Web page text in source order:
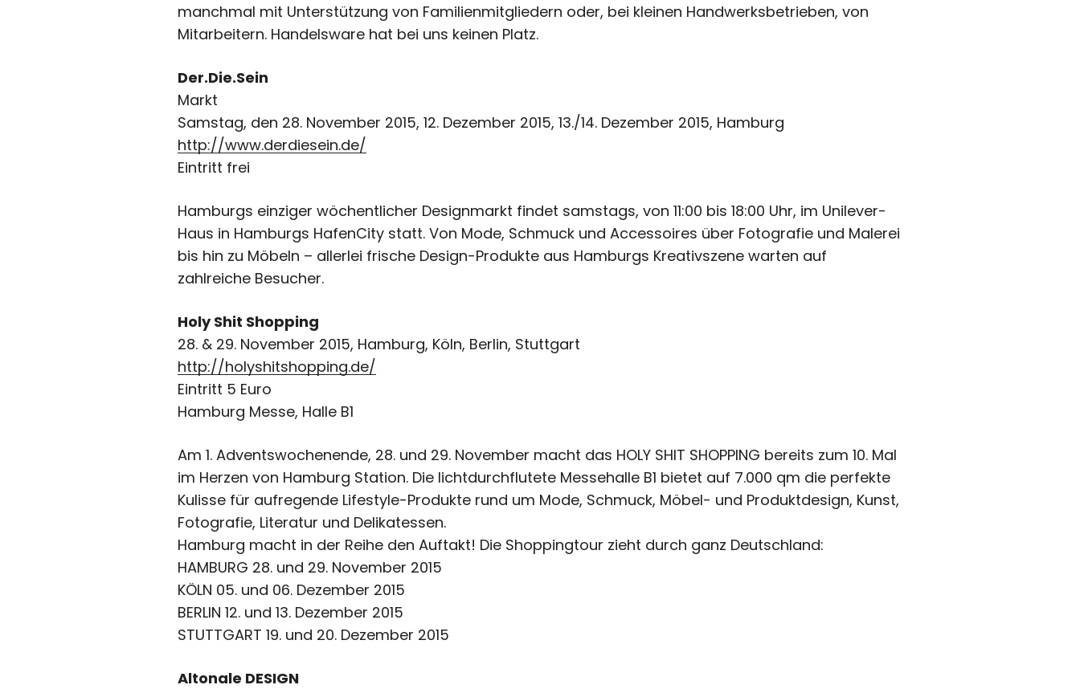
manchmal mit Unterstützung von Familienmitgliedern oder, bei kleinen Handwerksbetrieben, von
Mitarbeitern. Handelsware hat bei uns keinen Platz.
Der.Die.Sein
Markt
Samstag, den 28. November 2015, 12. Dezember 2015, 13./14. Dezember 2015, Hamburg
http://www.derdiesein.de/
Eintritt frei
Hamburgs einziger wöchentlicher Designmarkt findet samstags, von 11:00 bis 18:00 Uhr, im Unilever-
Haus in Hamburgs HafenCity statt. Von Mode, Schmuck und Accessoires über Fotografie und Malerei
bis hin zu Möbeln – allerlei frische Design-Produkte aus Hamburgs Kreativszene warten auf
zahlreiche Besucher.
Holy Shit Shopping
28. & 29. November 2015, Hamburg, Köln, Berlin, Stuttgart
http://holyshitshopping.de/
Eintritt 5 Euro
Hamburg Messe, Halle B1
Am 1. Adventswochenende, 28. und 29. November macht das HOLY SHIT SHOPPING bereits zum 10. Mal
im Herzen von Hamburg Station. Die lichtdurchflutete Messehalle B1 bietet auf 7.000 qm die perfekte
Kulisse für aufregende Lifestyle-Produkte rund um Mode, Schmuck, Möbel- und Produktdesign, Kunst,
Fotografie, Literatur und Delikatessen.
Hamburg macht in der Reihe den Auftakt! Die Shoppingtour zieht durch ganz Deutschland:
HAMBURG 28. und 29. November 2015
KÖLN 05. und 06. Dezember 2015
BERLIN 12. und 13. Dezember 2015
STUTTGART 19. und 20. Dezember 2015
Altonale DESIGN